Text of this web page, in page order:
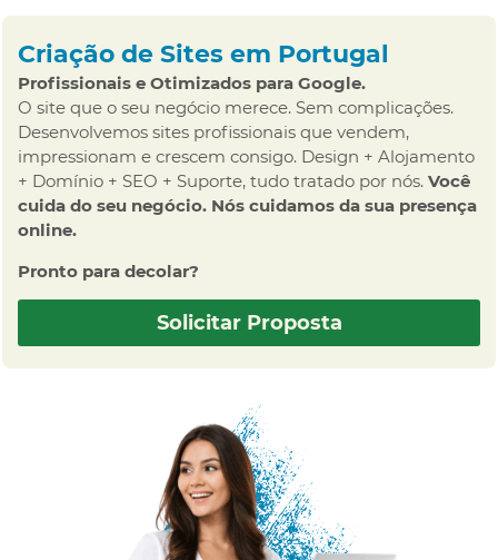
Criação de Sites em Portugal
Profissionais e Otimizados para Google.
O site que o seu negócio merece. Sem complicações.
Desenvolvemos sites profissionais que vendem,
impressionam e crescem consigo. Design + Alojamento
+ Domínio + SEO + Suporte, tudo tratado por nós. Você
cuida do seu negócio. Nós cuidamos da sua presença
online.
Pronto para decolar?
Solicitar Proposta